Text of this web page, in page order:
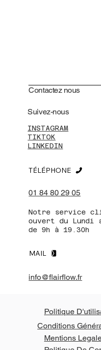
Contactez nous
INSTAGRAM
TIKTOK
LINKEDIN
Suivez-nous
01 84 80 29 05
TÉLÉPHONE
Notre service
ouvert du Lundi
de 9h à 19.30h
MAIL
info@flairflow.fr
Politique
Conditions
Mentions